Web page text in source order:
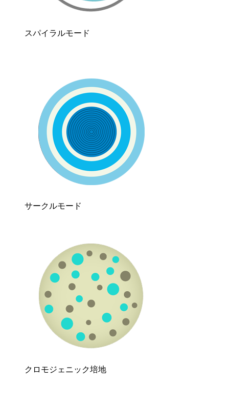
スパイラルモード
サークルモード
クロモジェニック培地